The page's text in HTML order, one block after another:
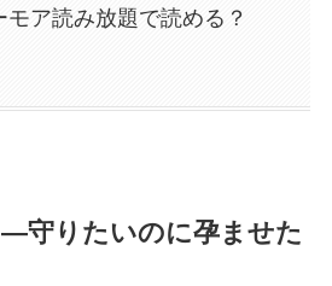
ア読み放題で読める？
―守りたいのに孕ませた